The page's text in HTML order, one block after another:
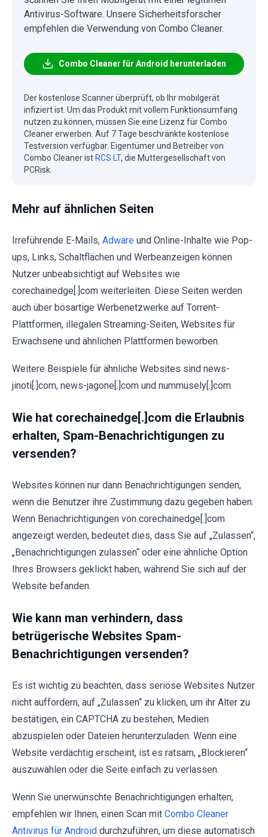
Antivirus-Software. Unsere Sicherheitsforscher
empfehlen die Verwendung von Combo Cleaner.
Combo Cleaner für Android herunterladen
Der kostenlose Scanner überprüft, ob Ihr mobilgerät
infiziert ist. Um das Produkt mit vollem Funktionsumfang
nutzen zu können, müssen Sie eine Lizenz für Combo
Cleaner erwerben. Auf 7 Tage beschränkte kostenlose
Testversion verfügbar. Eigentümer und Betreiber von
Combo Cleaner istRCS LT, die Muttergesellschaft von
PCRisk.
Mehr auf ähnlichen Seiten
Irreführende E-Mails, Adware und Online-Inhalte wie Pop-
ups, Links, Schaltflächen und Werbeanzeigen können
Nutzer unbeabsichtigt auf Websites wie
corechainedge[.]com weiterleiten. Diese Seiten werden
auch über bösartige Werbenetzwerke auf Torrent-
Plattformen, illegalen Streaming-Seiten, Websites für
Erwachsene und ähnlichen Plattformen beworben.
Weitere Beispiele für ähnliche Websites sind news-
jinoti[.]com, news-jagone[.]com und nummusely[.]com.
Wie hat corechainedge[.]com die Erlaubnis
erhalten, Spam-Benachrichtigungen zu
versenden?
Websites können nur dann Benachrichtigungen senden,
wenn die Benutzer ihre Zustimmung dazu gegeben haben.
Wenn Benachrichtigungen von corechainedge[.]com
angezeigt werden, bedeutet dies, dass Sie auf „Zulassen“,
„Benachrichtigungen zulassen“ oder eine ähnliche Option
Ihres Browsers geklickt haben, während Sie sich auf der
Website befanden.
Wie kann man verhindern, dass
betrügerische Websites Spam-
Benachrichtigungen versenden?
Es ist wichtig zu beachten, dass seriöse Websites Nutzer
nicht auffordern, auf „Zulassen“ zu klicken, um ihr Alter zu
bestätigen, ein CAPTCHA zu bestehen, Medien
abzuspielen oder Dateien herunterzuladen. Wenn eine
Website verdächtig erscheint, ist es ratsam, „Blockieren“
auszuwählen oder die Seite einfach zu verlassen.
Wenn Sie unerwünschte Benachrichtigungen erhalten,
empfehlen wir Ihnen, einen Scan mit Combo Cleaner
Antivirus für Android durchzuführen, um diese automatisch